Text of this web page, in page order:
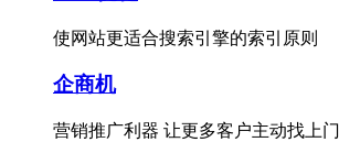
使网站更适合搜索引擎的索引原则
企商机
营销推广利器 让更多客户主动找上门